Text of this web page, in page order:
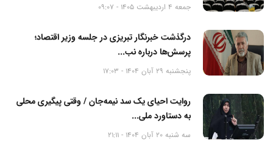
جمعه 4 اردیبهشت 1405 - 09:07
درگذشت خبرنگار تبریزی در جلسه وزیر اقتصاد؛
پرسش‌ها درباره نب...
پنجشنبه 29 آبان 1404 - 17:03
روایت احیای یک سد نیمه‌جان / وقتی پیگیری محلی
به دستاورد ملی...
سه شنبه 20 آبان 1404 - 21:11